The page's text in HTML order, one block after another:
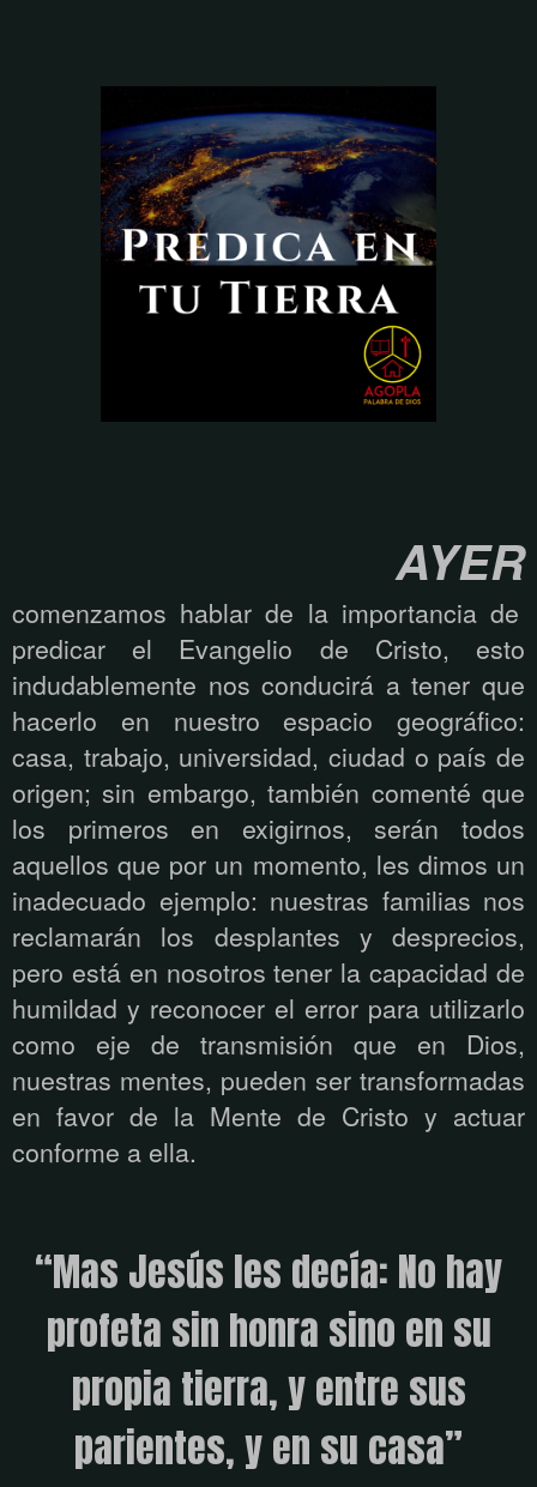
AYER
comenzamos hablar de la importancia de
predicar el Evangelio de Cristo, esto
indudablemente nos conducirá a tener que
hacerlo en nuestro espacio geográfico:
casa, trabajo, universidad, ciudad o país de
origen; sin embargo, también comenté que
los primeros en exigirnos, serán todos
aquellos que por un momento, les dimos un
inadecuado ejemplo: nuestras familias nos
reclamarán los desplantes y desprecios,
pero está en nosotros tener la capacidad de
humildad y reconocer el error para utilizarlo
como eje de transmisión que en Dios,
nuestras mentes, pueden ser transformadas
en favor de la Mente de Cristo y actuar
conforme a ella.
“Mas Jesús les decía: No hay
profeta sin honra sino en su
propia tierra, y entre sus
parientes, y en su casa”